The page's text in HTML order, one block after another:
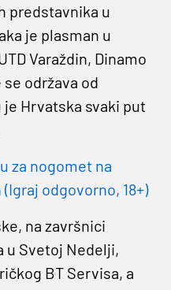
predstavnika u
je plasman u
Varaždin, Dinamo
održava od
je Hrvatska svaki put
za nogomet na
odgovorno, 18+)
na završnici
u Svetoj Nedelji,
BT Servisa, a